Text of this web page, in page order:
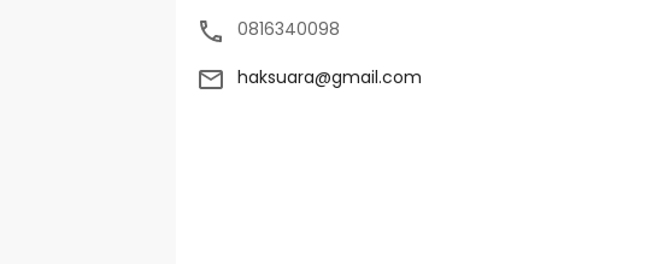
0816340098
haksuara@gmail.com